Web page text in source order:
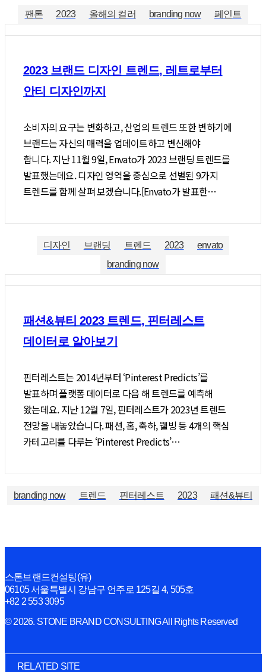
팬톤 2023 올해의 컬러 branding now 페인트
2023 브랜드 디자인 트렌드, 레트로부터
안티 디자인까지
소비자의 요구는 변화하고, 산업의 트렌드 또한 변하기에
브랜드는 자신의 매력을 업데이트하고 변신해야
합니다. 지난 11월 9일, Envato가 2023 브랜딩 트렌드를
발표했는데요. 디자인 영역을 중심으로 선별된 9가지
트렌드를 함께 살펴 보겠습니다.[Envato가 발표한…
디자인 브랜딩 트렌드 2023
envato
branding now
패션&뷰티 2023 트렌드, 핀터레스트
데이터로 알아보기
핀터레스트는 2014년부터 ‘Pinterest Predicts’를
발표하며 플랫폼 데이터로 다음 해 트렌드를 예측해
왔는데요. 지난 12월 7일, 핀터레스트가 2023년 트렌드
전망을 내놓았습니다. 패션, 홈, 축하, 웰빙 등 4개의 핵심
카테고리를 다루는 ‘Pinterest Predicts’…
branding now 트렌드 핀터레스트 2023 패션&뷰티
스톤브랜드컨설팅(유)
06105 서울특별시 강남구 언주로 125길 4, 505호
+82 2 553 3095
© 2026. STONE BRAND CONSULTING All Rights Reserved
RELATED SITE